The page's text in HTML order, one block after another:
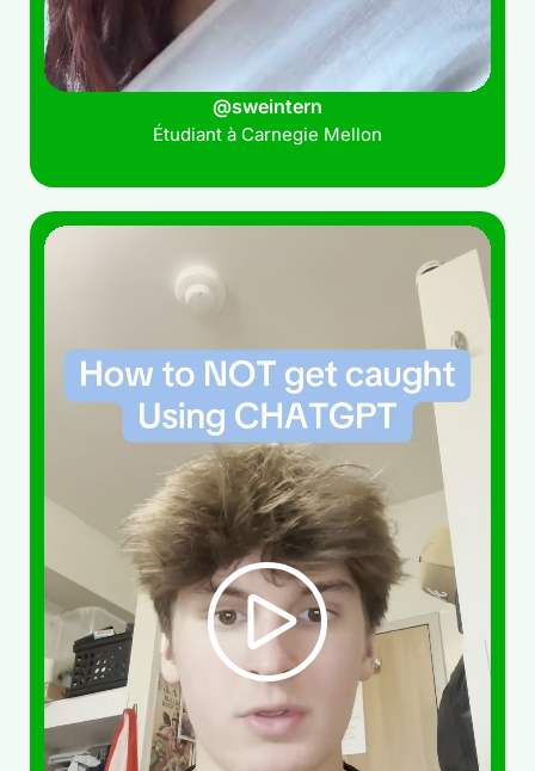
@sweintern
Étudiant à Carnegie Mellon